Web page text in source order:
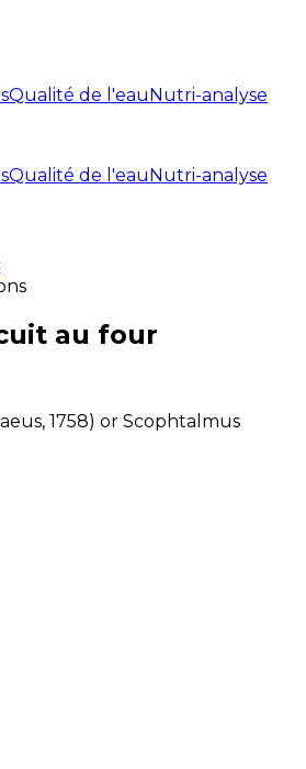
Qualité de l'eauNutri-analyse
Qualité de l'eauNutri-analyse
au four
1758) or Scophtalmus